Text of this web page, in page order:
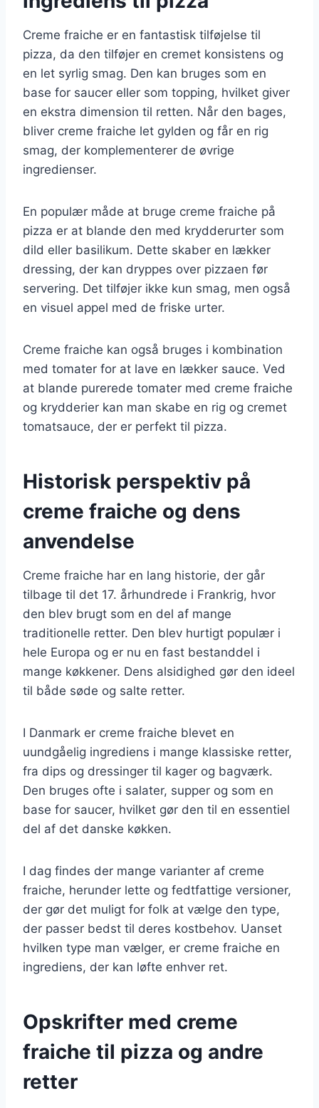
Creme fraiche er en fantastisk tilføjelse til
pizza, da den tilføjer en cremet konsistens og
en let syrlig smag. Den kan bruges som en
base for saucer eller som topping, hvilket giver
en ekstra dimension til retten. Når den bages,
bliver creme fraiche let gylden og får en rig
smag, der komplementerer de øvrige
ingredienser.
En populær måde at bruge creme fraiche på
pizza er at blande den med krydderurter som
dild eller basilikum. Dette skaber en lækker
dressing, der kan dryppes over pizzaen før
servering. Det tilføjer ikke kun smag, men også
en visuel appel med de friske urter.
Creme fraiche kan også bruges i kombination
med tomater for at lave en lækker sauce. Ved
at blande purerede tomater med creme fraiche
og krydderier kan man skabe en rig og cremet
tomatsauce, der er perfekt til pizza.
Historisk perspektiv på
creme fraiche og dens
anvendelse
Creme fraiche har en lang historie, der går
tilbage til det 17. århundrede i Frankrig, hvor
den blev brugt som en del af mange
traditionelle retter. Den blev hurtigt populær i
hele Europa og er nu en fast bestanddel i
mange køkkener. Dens alsidighed gør den ideel
til både søde og salte retter.
I Danmark er creme fraiche blevet en
uundgåelig ingrediens i mange klassiske retter,
fra dips og dressinger til kager og bagværk.
Den bruges ofte i salater, supper og som en
base for saucer, hvilket gør den til en essentiel
del af det danske køkken.
I dag findes der mange varianter af creme
fraiche, herunder lette og fedtfattige versioner,
der gør det muligt for folk at vælge den type,
der passer bedst til deres kostbehov. Uanset
hvilken type man vælger, er creme fraiche en
ingrediens, der kan løfte enhver ret.
Opskrifter med creme
fraiche til pizza og andre
retter